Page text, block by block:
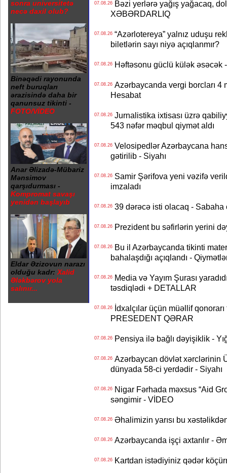
sonra universitetə
necə daxil olub?
Binəqədi rayonunda
neft buruqları
ərazisində daha bir
qanunsuz tikinti -
FOTO/VİDEO
Anar Əlizadə-Mübariz
Mənsimov
qarşıdurması -
Kompromat savaşı
yenidən başlayıb
Eldar Əzizovun narazı
olduğu kadr: Xalid
Ələkbərov yola
salınır...
07.08.26Bəzi yerlərə yağış yağacaq,
XƏBƏRDARLIQ
07.08.26“Azərlotereya” yalnız uduşu
biletlərin sayı niyə açıqlanmır?
07.08.26Həftəsonu güclü külək əsəcək
07.08.26Azərbaycanda vergi borcları 4
Hesabat
07.08.26Jurnalistika ixtisası üzrə
543 nəfər məqbul qiymət aldı
07.08.26Velosipedlər Azərbaycana
gətirilib - Siyahı
07.08.26Samir Şərifova yeni vəzifə
imzaladı
07.08.2639 dərəcə isti olacaq - Sabaha
07.08.26Prezident bu səfirlərin yerini
07.08.26Bu il Azərbaycanda tikinti
bahalaşdığı açıqlandı -
07.08.26Media və Yayım Şurası
təsdiqlədi + DETALLAR
07.08.26İdxalçılar üçün müəllif
PRESEDENT QƏRAR
07.08.26Pensiya ilə bağlı dəyişiklik -
07.08.26Azərbaycan dövlət xərclərinin
dünyada 58-ci yerdədir - Siyahı
07.08.26Nigar Fərhada məxsus “Aid
səngimir - VİDEO
07.08.26Əhalimizin yarısı bu
07.08.26Azərbaycanda işçi axtarılır -
07.08.26Kartdan istədiyiniz qədər